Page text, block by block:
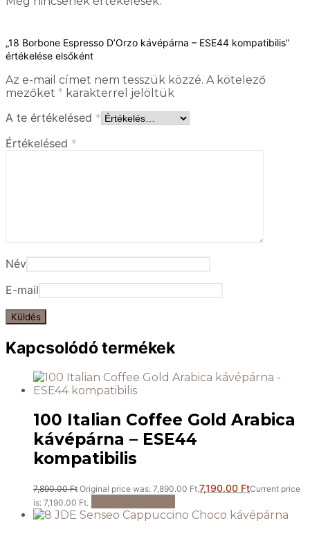
„18 Borbone Espresso D’Orzo kávépárna – ESE44 kompatibilis”
értékelése elsőként
Az e-mail címet nem tesszük közzé. A kötelező
mezőket * karakterrel jelöltük
A te értékelésed *
Értékelésed *
Név
E-mail
Kapcsolódó termékek
100 Italian Coffee Gold Arabica
kávépárna – ESE44
kompatibilis
7,890.00Ft Original price was: 7,890.00 Ft.7,190.00 FtCurrent price
is: 7,190.00 Ft.